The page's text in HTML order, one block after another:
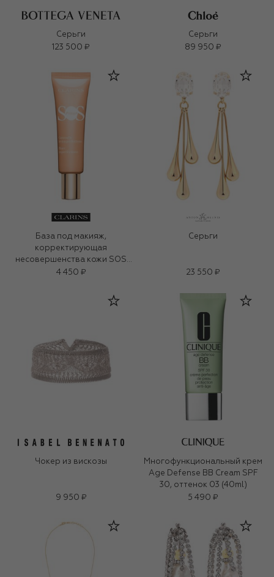
Серьги
123 500 ₽
Серьги
89 950 ₽
База под макияж,
корректирующая
несовершенства кожи SOS
Primer (30ml)
4 450 ₽
Серьги
23 550 ₽
Чокер из вискозы
9 950 ₽
Многофункциональный крем
Age Defense BB Cream SPF
30, оттенок 03 (40ml)
5 490 ₽